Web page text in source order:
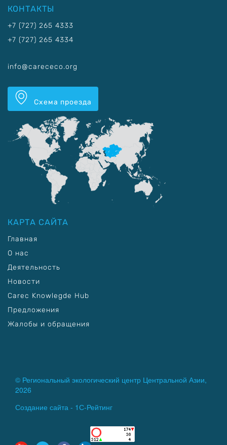
КОНТАКТЫ
+7 (727) 265 4333
+7 (727) 265 4334
info@carececo.org
Схема проезда
КАРТА САЙТА
Главная
О нас
Деятельность
Новости
Carec Knowlegde Hub
Предложения
Жалобы и обращения
© Региональный экологический центр Центральной Азии,
2026
Создание сайта - 1С-Рейтинг